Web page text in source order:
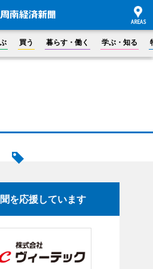
買う 暮らす・働く 学ぶ・知る
を応援しています